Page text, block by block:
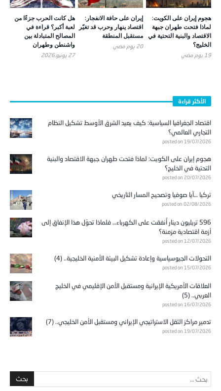
هجوم إيران على الكويت:
لماذا فتحت طهران جبهة
الاقتصاد والبنية التحتية في
الخليج؟
19 يوم ‎مضي
إيران على حافة الانفجار:
اقتصاد ينهار وحرب قد تغيّر
مستقبل المنطقة
20 يوم ‎مضي
هل كانت الحرب جزءًا من
لعبة أكبر؟ قراءة في
المصالح المتبادلة بين
واشنطن وطهران
27 يونيو,2026
الأكثر قراءة
اقتصاد الجغرافيا السياسية: كيف يعيد الشرق الأوسط تشكيل النظام
التجاري العالمي؟
posted on 19/07/2026
هجوم إيران على الكويت: لماذا فتحت طهران جبهة الاقتصاد والبنية
التحتية في الخليج؟
posted on 20/07/2026
تركيا …آيا صوفيا وتصحيح المسار التاريخي
posted on 02/08/2026
596 تريليون دينار أُنفقت على الكهرباء… فلماذا تحوّل هذا الإنفاق إلى
أزمة اقتصادية مزمنة؟
posted on 12/07/2026
التحولات الجيوسياسية وإعادة تشكيل البيئة الأمنية الخليجية.. (4)
posted on 15/07/2026
العلاقات الأمريكية الإيرانية ومستقبل الأمن الإقليمي في الخليج
العربي.. (5)
posted on 16/07/2026
تدمير مراكز الثقل الاستراتيجي الإيراني ومستقبل الأمن الخليجي.. (7)
posted on 19/07/2026